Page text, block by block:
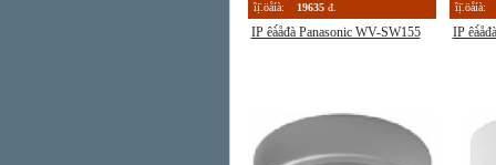
îị̈.öåíà:
19635 đ.
IP êà́åđà Panasonic WV-SW155
îị̈.öåíà:
IP